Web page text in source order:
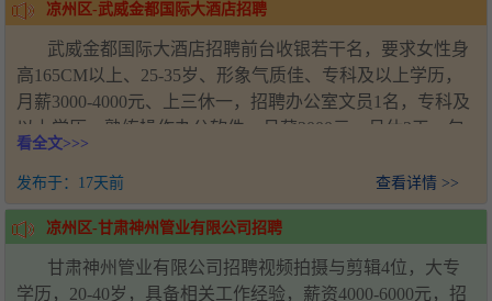
凉州区-武威金都国际大酒店招聘
武威金都国际大酒店招聘前台收银若干名，要求女性身
高165CM以上、25-35岁、形象气质佳、专科及以上学历，
月薪3000-4000元、上三休一，招聘办公室文员1名，专科及
以上学历，熟练操作办公软件，月薪3000元、月休2天、包
吃包住，招聘客房服务员若干名，要求50岁以下女性、普通
话标准，早8点到晚6点半上下班，月薪3000-4000元、月休2
天、包吃包住，招聘专职夜班客房服务员1名，工作时段18
点至次日8点，月薪2200元、月休2天、包吃包住，招聘消控
员1名，需持初级消控证，月薪3300元、月休2天、包吃包
住，招聘库管2名，年龄35-40岁、男女不限，月薪3000元、
看全文>>>
发布于： 17天前 查看详情 >>
凉州区-甘肃神州管业有限公司招聘
甘肃神州管业有限公司招聘视频拍摄与剪辑4位，大专
学历，20-40岁，具备相关工作经验，薪资4000-6000元，招